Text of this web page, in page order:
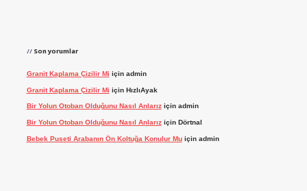
Son yorumlar
Granit Kaplama Çizilir Mi için admin
Granit Kaplama Çizilir Mi için HızlıAyak
Bir Yolun Otoban Olduğunu Nasıl Anlarıziçin admin
Bir Yolun Otoban Olduğunu Nasıl Anlarıziçin Dörtnal
Bebek Puseti Arabanın Ön Koltuğa Konulur Muiçin admin